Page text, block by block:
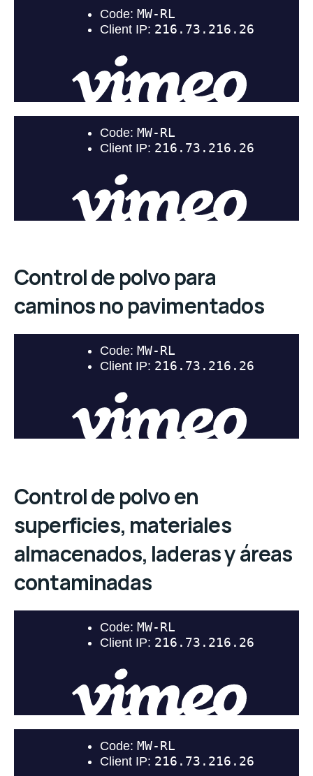
Control de polvo para
caminos no pavimentados
Control de polvo en
superficies, materiales
almacenados, laderas y áreas
contaminadas